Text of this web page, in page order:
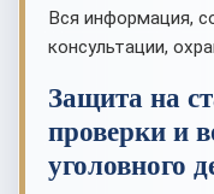
Вся информация,
консультации,
Защита на
проверки и
уголовного